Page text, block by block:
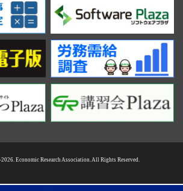
Economic Research Association. All Rights Reserved.